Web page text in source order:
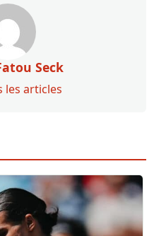
Seck
les articles